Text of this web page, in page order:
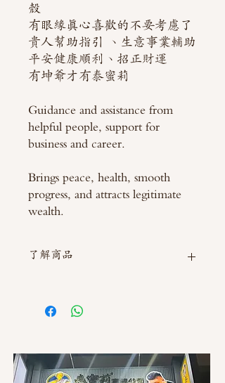
殼
有眼緣真心喜歡的不要考慮了
貴人幫助指引 、生意事業輔助
平安健康順利、招正財運
有坤爺才有泰蜜莉
Guidance and assistance from
helpful people, support for
business and career.
Brings peace, health, smooth
progress, and attracts legitimate
wealth.
了解商品